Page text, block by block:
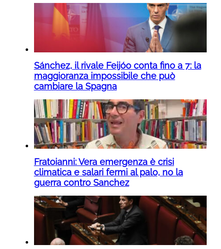
Sánchez, il rivale Feijóo conta fino a 7: la
maggioranza impossibile che può
cambiare la Spagna
Fratoianni: Vera emergenza è crisi
climatica e salari fermi al palo, no la
guerra contro Sanchez